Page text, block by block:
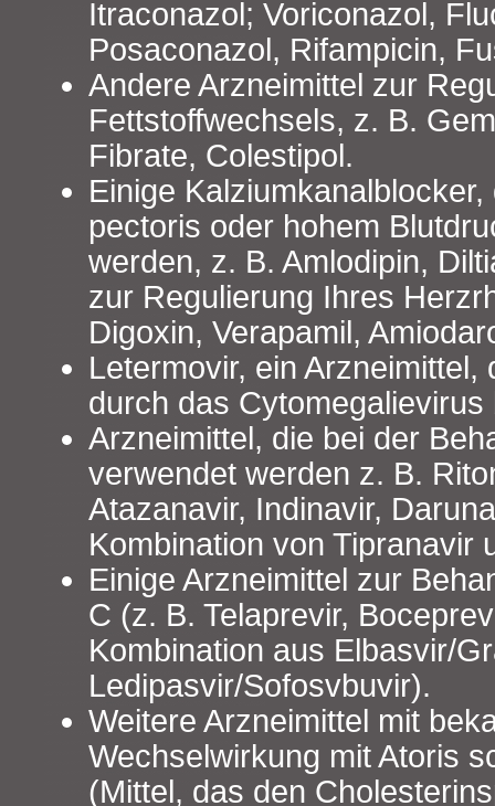
Itraconazol; Voriconazol,
Posaconazol, Rifampicin,
Andere Arzneimittel zur
Fettstoffwechsels, z. B.
Fibrate, Colestipol.
Einige Kalziumkanalblocker,
pectoris oder hohem
werden, z. B. Amlodipin,
zur Regulierung Ihres
Digoxin, Verapamil,
Letermovir, ein
durch das
Arzneimittel, die bei der
verwendet werden z. B.
Atazanavir, Indinavir,
Kombination von Tipranavir
Einige Arzneimittel zur
C (z. B. Telaprevir,
Kombination aus Elbasvir/
Ledipasvir/Sofosvbuvir).
Weitere Arzneimittel mit
Wechselwirkung mit Atoris
(Mittel, das den